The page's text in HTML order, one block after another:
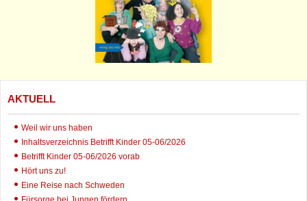
AKTUELL
Weil wir uns haben
Inhaltsverzeichnis Betrifft Kinder 05-06/2026
Betrifft Kinder 05-06/2026 vorab
Hört uns zu!
Eine Reise nach Schweden